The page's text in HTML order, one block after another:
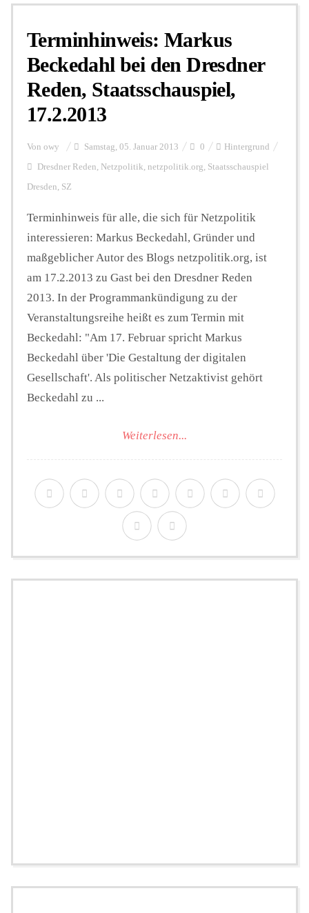
Personalien
Hintergrund
FUNKTURM-Beiträge
Seminare
Unterstützen
Terminhinweis: Markus
Beckedahl bei den Dresdner
Reden, Staatsschauspiel,
17.2.2013
Von owy Samstag, 05. Januar 2013 0 Hintergrund
Dresdner Reden, Netzpolitik, netzpolitik.org, Staatsschauspiel
Dresden, SZ
Terminhinweis für alle, die sich für Netzpolitik
interessieren: Markus Beckedahl, Gründer und
maßgeblicher Autor des Blogs netzpolitik.org, ist
am 17.2.2013 zu Gast bei den Dresdner Reden
2013. In der Programmankündigung zu der
Veranstaltungsreihe heißt es zum Termin mit
Beckedahl: "Am 17. Februar spricht Markus
Beckedahl über 'Die Gestaltung der digitalen
Gesellschaft'. Als politischer Netzaktivist gehört
Beckedahl zu ...
Weiterlesen...